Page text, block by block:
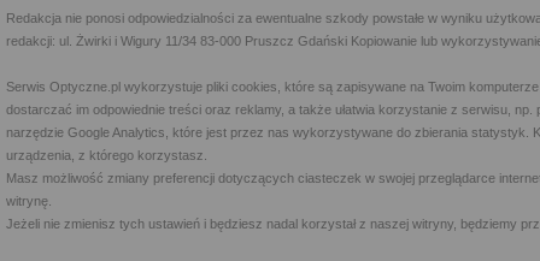
Redakcja nie ponosi odpowiedzialności za ewentualne szkody powstałe w wyniku
redakcji: ul. Żwirki i Wigury 11/34 83-000 Pruszcz Gdański Kopiowanie lub
Serwis Optyczne.pl wykorzystuje pliki cookies, które są zapisywane na Twoim
dostarczać im odpowiednie treści oraz reklamy, a także ułatwia korzystanie z serwisu,
narzędzie Google Analytics, które jest przez nas wykorzystywane do zbierania statystyk.
urządzenia, z którego korzystasz.
Masz możliwość zmiany preferencji dotyczących ciasteczek w swojej przeglądarce
witrynę.
Jeżeli nie zmienisz tych ustawień i będziesz nadal korzystał z naszej witryny, będziemy